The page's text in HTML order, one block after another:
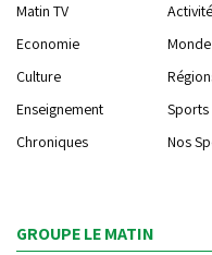
Matin TV
Economie
Monde
Culture
Enseignement
Sports
Chroniques
Nos
GROUPE LE MATIN